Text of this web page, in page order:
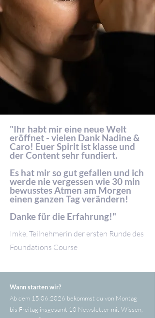
"Ihr habt mir eine neue Welt
eröffnet - vielen Dank Nadine &
Caro! Euer Spirit ist klasse und
der Content sehr fundiert.
Es hat mir so gut gefallen und ich
werde nie vergessen wie 30 min
bewusstes Atmen am Morgen
einen ganzen Tag verändern!
Danke für die Erfahrung!"
Imke, Teilnehmerin der ersten Runde des
Foundations Course
Wann starten wir?
Ab dem 15.06.2026 bekommst du von Montag
bis Freitag insgesamt 10 Newsletter mit Wissen,